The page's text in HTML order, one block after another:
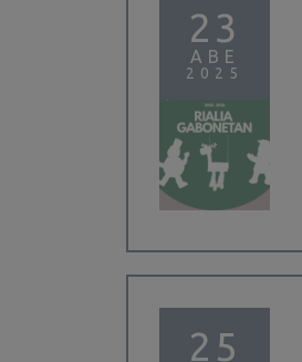
23
ABE
2025
25